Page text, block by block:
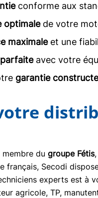
conforme aux
optimalede votre
maximaleet une
avec votre
garantie
membre du groupe Fétis
français, Secodi
experts est à
agricole, TP,